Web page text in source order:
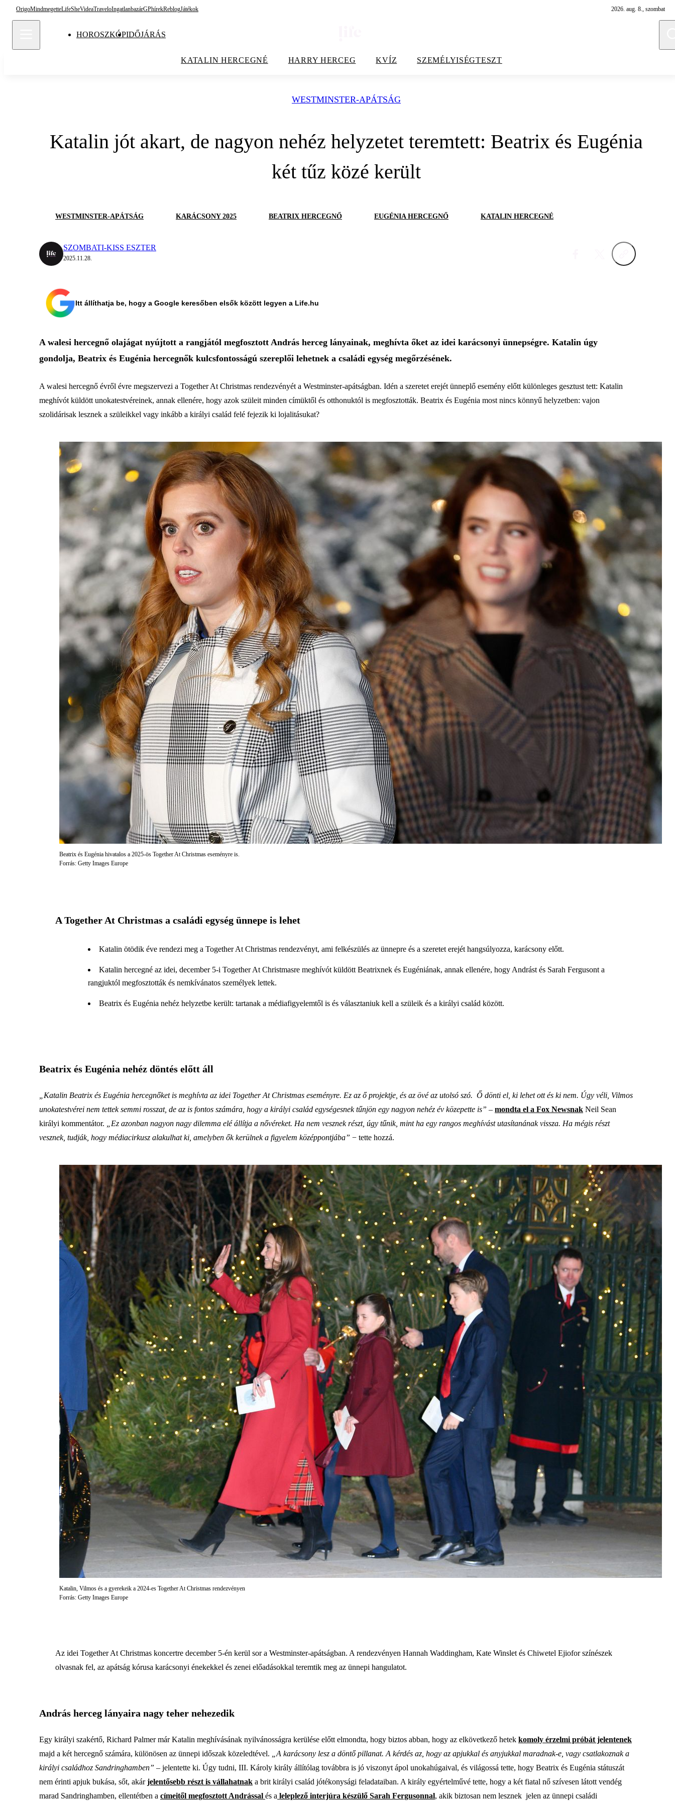
OrigoMindmegetteLifeSheVideaTraveloIngatlanbazárGPhírekReblogJátékok 2026. aug. 8., szombat
HOROSZKÓPIDŐJÁRÁS
KATALIN HERCEGNÉ HARRY HERCEG KVÍZ SZEMÉLYISÉGTESZT
WESTMINSTER-APÁTSÁG
Katalin jót akart, de nagyon nehéz helyzetet teremtett: Beatrix és Eugénia
két tűz közé került
WESTMINSTER-APÁTSÁG KARÁCSONY 2025 BEATRIX HERCEGNŐ EUGÉNIA HERCEGNŐ KATALIN HERCEGNÉ
SZOMBATI-KISS ESZTER
2025.11.28.
Itt állíthatja be, hogy a Google keresőben elsők között legyen a Life.hu
A walesi hercegnő olajágat nyújtott a rangjától megfosztott András herceg lányainak, meghívta őket az idei karácsonyi ünnepségre. Katalin úgy
gondolja, Beatrix és Eugénia hercegnők kulcsfontosságú szereplői lehetnek a családi egység megőrzésének.
A walesi hercegnő évről évre megszervezi a Together At Christmas rendezvényét a Westminster-apátságban. Idén a szeretet erejét ünneplő esemény előtt különleges gesztust tett: Katalin
meghívót küldött unokatestvéreinek, annak ellenére, hogy azok szüleit minden címüktől és otthonuktól is megfosztották. Beatrix és Eugénia most nincs könnyű helyzetben: vajon
szolidárisak lesznek a szüleikkel vagy inkább a királyi család felé fejezik ki lojalitásukat?
Beatrix és Eugénia hivatalos a 2025-ös Together At Christmas eseményre is.
Forrás: Getty Images Europe
A Together At Christmas a családi egység ünnepe is lehet
Katalin ötödik éve rendezi meg a Together At Christmas rendezvényt, ami felkészülés az ünnepre és a szeretet erejét hangsúlyozza, karácsony előtt.
Katalin hercegné az idei, december 5-i Together At Christmasre meghívót küldött Beatrixnek és Eugéniának, annak ellenére, hogy Andrást és Sarah Fergusont a
rangjuktól megfosztották és nemkívánatos személyek lettek.
Beatrix és Eugénia nehéz helyzetbe került: tartanak a médiafigyelemtől is és választaniuk kell a szüleik és a királyi család között.
Beatrix és Eugénia nehéz döntés előtt áll
„Katalin Beatrix és Eugénia hercegnőket is meghívta az idei Together At Christmas eseményre. Ez az ő projektje, és az övé az utolsó szó. Ő dönti el, ki lehet ott és ki nem. Úgy véli, Vilmos
unokatestvérei nem tettek semmi rosszat, de az is fontos számára, hogy a királyi család egységesnek tűnjön egy nagyon nehéz év közepette is” – mondta el a Fox Newsnak Neil Sean
királyi kommentátor.
„Ez azonban nagyon nagy dilemma elé állítja a nővéreket. Ha nem vesznek részt, úgy tűnik, mint ha egy rangos meghívást utasítanának vissza. Ha mégis részt
vesznek, tudják, hogy médiacirkusz alakulhat ki, amelyben ők kerülnek a figyelem középpontjába” − tette hozzá.
Katalin, Vilmos és a gyerekeik a 2024-es Together At Christmas rendezvényen
Forrás: Getty Images Europe
Az idei Together At Christmas koncertre december 5-én kerül sor a Westminster-apátságban. A rendezvényen Hannah Waddingham, Kate Winslet és Chiwetel Ejiofor színészek
olvasnak fel, az apátság kórusa karácsonyi énekekkel és zenei előadásokkal teremtik meg az ünnepi hangulatot.
András herceg lányaira nagy teher nehezedik
Egy királyi szakértő, Richard Palmer már Katalin meghívásának nyilvánosságra kerülése előtt elmondta, hogy biztos abban, hogy az elkövetkező hetek komoly érzelmi próbát jelentenek
majd a két hercegnő számára, különösen az ünnepi időszak közeledtével.
„A karácsony lesz a döntő pillanat. A kérdés az, hogy az apjukkal és anyjukkal maradnak-e, vagy csatlakoznak a
királyi családhoz Sandringhamben” – jelentette ki. Úgy tudni, III. Károly király állítólag továbbra is jó viszonyt ápol unokahúgaival, és világossá tette, hogy Beatrix és Eugénia státuszát
nem érinti apjuk bukása, sőt, akárjelentősebb részt is vállahatnak a brit királyi család jótékonysági feladataiban. A király egyértelművé tette, hogy a két fiatal nő szívesen látott vendég
marad Sandringhamben, ellentétben a címeitől megfosztott Andrással és a leleplező interjúra készülő Sarah Fergusonnal, akik biztosan nem lesznek jelen az ünnepi családi